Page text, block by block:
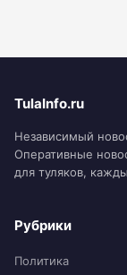
TulaInfo.ru
Независимый
Оперативные
для туляков,
Рубрики
Политика